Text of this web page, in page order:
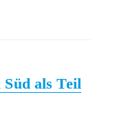
als Teil